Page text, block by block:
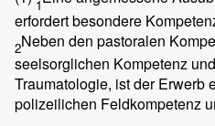
1
erfordert besondere
2Neben den pastoralen
seelsorglichen Kompetenz
Traumatologie, ist der Erwerb
polizeilichen Feldkompetenz